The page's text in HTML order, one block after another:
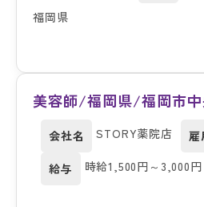
福岡県
美容師/福岡県/福岡市
会社名 STORY薬院店 雇
給与 時給1,500円～3,000円